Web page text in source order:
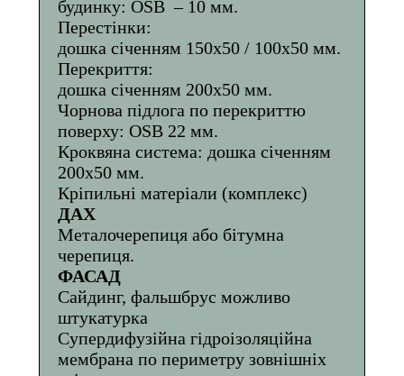
будинку: OSB – 10 мм.
Перестінки:
дошка січенням 150х50 / 100х50 мм.
Перекриття:
дошка січенням 200х50 мм.
Чорнова підлога по перекриттю
поверху: OSB 22 мм.
Кроквяна система: дошка січенням
200х50 мм.
Кріпильні матеріали (комплекс)
ДАХ
Металочерепиця або бітумна
черепиця.
ФАСАД
Сайдинг, фальшбрус можливо
штукатурка
Супердифузійна гідроізоляційна
мембрана по периметру зовнішніх